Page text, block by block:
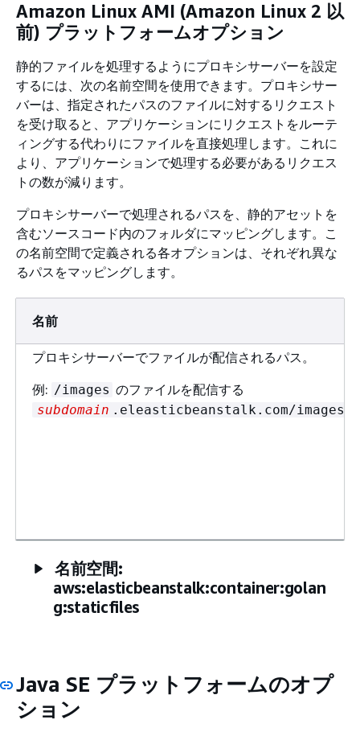
Amazon Linux AMI (Amazon Linux 2 以
前) プラットフォームオプション
静的ファイルを処理するようにプロキシサーバーを設定
するには、次の名前空間を使用できます。プロキシサー
バーは、指定されたパスのファイルに対するリクエスト
を受け取ると、アプリケーションにリクエストをルーテ
ィングする代わりにファイルを直接処理します。これに
より、アプリケーションで処理する必要があるリクエス
トの数が減ります。
プロキシサーバーで処理されるパスを、静的アセットを
含むソースコード内のフォルダにマッピングします。こ
の名前空間で定義される各オプションは、それぞれ異な
るパスをマッピングします。
名前
プロキシサーバーでファイルが配信されるパス。
例: /images のファイルを配信する
subdomain .eleasticbeanstalk.com/images
名前空間:
aws:elasticbeanstalk:container:golan
g:staticfiles
Java SE プラットフォームのオプ
ション